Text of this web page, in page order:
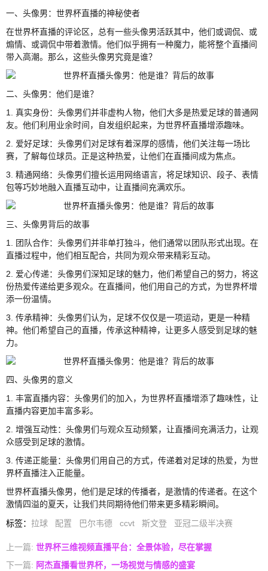
一、头像男：世界杯直播的神秘使者
在世界杯直播的评论区，总有一些头像男活跃其中，他们或调侃、或
煽情、或调侃中带着激情。他们似乎拥有一种魔力，能将整个直播间
带入高潮。那么，这些头像男究竟是谁？
二、头像男：他们是谁？
1. 真实身份：头像男们并非虚构人物，他们大多是热爱足球的普通网
友。他们利用业余时间，自发组织起来，为世界杯直播增添趣味。
2. 爱好足球：头像男们对足球有着深厚的感情，他们关注每一场比
赛，了解每位球员。正是这种热爱，让他们在直播间成为焦点。
3. 精通网络：头像男们擅长运用网络语言，将足球知识、段子、表情
包等巧妙地融入直播互动中，让直播间充满欢乐。
三、头像男背后的故事
1. 团队合作：头像男们并非单打独斗，他们通常以团队形式出现。在
直播过程中，他们相互配合，共同为观众带来精彩互动。
2. 爱心传递：头像男们深知足球的魅力，他们希望自己的努力，将这
份热爱传递给更多观众。在直播间，他们用自己的方式，为世界杯增
添一份温情。
3. 传承精神：头像男们认为，足球不仅仅是一项运动，更是一种精
神。他们希望自己的直播，传承这种精神，让更多人感受到足球的魅
力。
四、头像男的意义
1. 丰富直播内容：头像男们的加入，为世界杯直播增添了趣味性，让
直播内容更加丰富多彩。
2. 增强互动性：头像男们与观众互动频繁，让直播间充满活力，让观
众感受到足球的激情。
3. 传递正能量：头像男们用自己的方式，传递着对足球的热爱，为世
界杯直播注入正能量。
世界杯直播头像男，他们是足球的传播者，是激情的传递者。在这个
激情四溢的夏天，让我们共同期待他们带来更多精彩瞬间。
标签： 拉球 配置 巴尔韦德 ccvt 斯文登 亚冠二级半决赛
上一篇: 世界杯三维视频直播平台：全景体验，尽在掌握
下一篇: 阿杰直播看世界杯，一场视觉与情感的盛宴